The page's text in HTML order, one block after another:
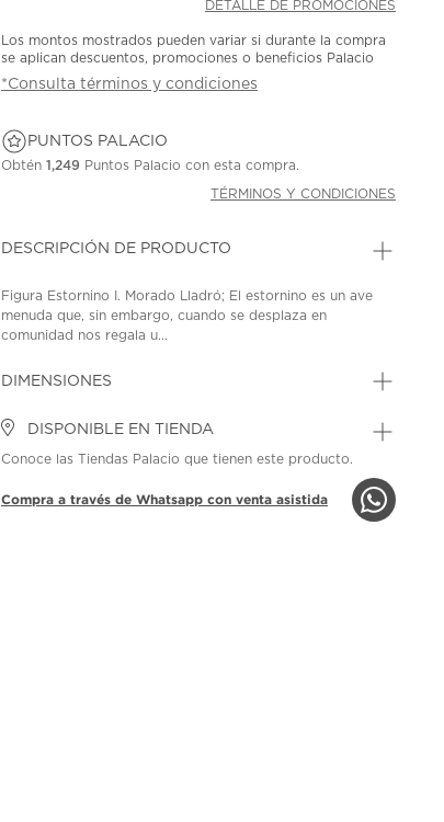
DETALLE DE PROMOCIONES
Los montos mostrados pueden variar si durante la compra
se aplican descuentos, promociones o beneficios Palacio
*Consulta términos y condiciones
PUNTOS PALACIO
Obtén1,249 Puntos Palacio con esta compra.
TÉRMINOS Y CONDICIONES
DESCRIPCIÓN DE PRODUCTO
Figura Estornino I. Morado Lladró; El estornino es un ave
menuda que, sin embargo, cuando se desplaza en
comunidad nos regala u...
DIMENSIONES
DISPONIBLE EN TIENDA
Conoce las Tiendas Palacio que tienen este producto.
Compra a través de Whatsapp con venta asistida